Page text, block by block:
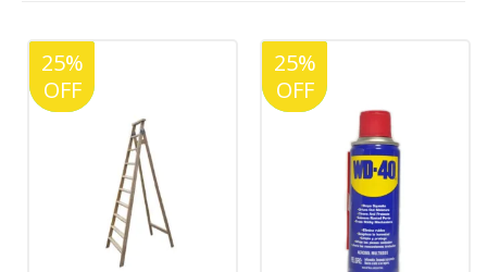
25%
OFF
20%
OFF
25%
OFF
20%
OFF